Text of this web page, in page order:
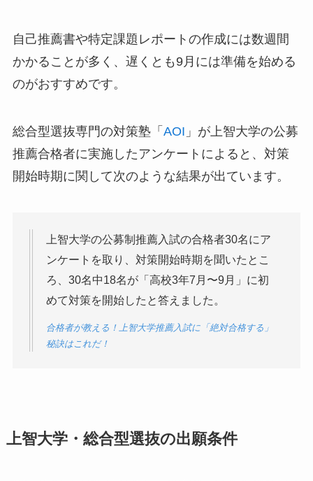
自己推薦書や特定課題レポートの作成には数週間
かかることが多く、遅くとも9月には準備を始める
のがおすすめです。
総合型選抜専門の対策塾「 AOI 」が上智大学の公募
推薦合格者に実施したアンケートによると、対策
開始時期に関して次のような結果が出ています。
上智大学の公募制推薦入試の合格者30名にア
ンケートを取り、対策開始時期を聞いたとこ
ろ、30名中18名が「高校3年7月〜9月」に初
めて対策を開始したと答えました。
合格者が教える！上智大学推薦入試に「絶対合格する」
秘訣はこれだ！
上智大学・総合型選抜の出願条件